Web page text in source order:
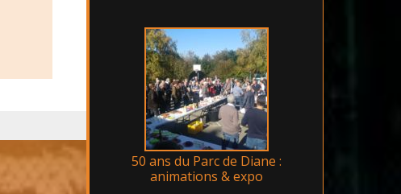
50 ans du Parc de Diane :
animations & expo